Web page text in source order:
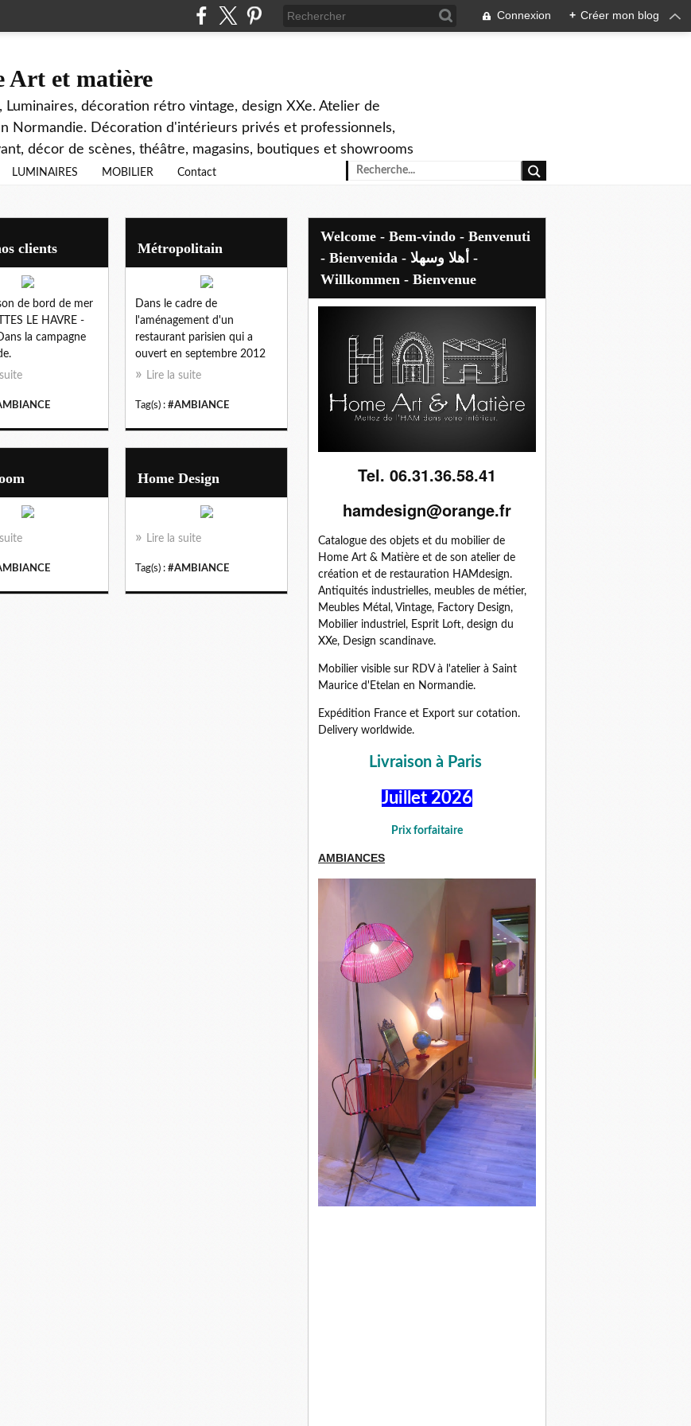
Connexion + Créer mon blog
Art et matière
décoration rétro vintage, design XXe. Atelier de
Normandie. Décoration d'intérieurs privés et professionnels,
décor de scènes, théâtre, magasins, boutiques et showrooms
LUMINAIRES MOBILIER Contact
clients
de bord de mer
LE HAVRE -
la campagne
Métropolitain
Dans le cadre de
l'aménagement d'un
restaurant parisien qui a
ouvert en septembre 2012
Lire la suite
Tag(s) : #AMBIANCE
Home Design
Lire la suite
Tag(s) : #AMBIANCE
Welcome - Bem-vindo - Benvenuti
- Bienvenida - أهلا وسهلا -
Willkommen - Bienvenue
Tel. 06.31.36.58.41
hamdesign@orange.fr
Catalogue des objets et du mobilier de
Home Art & Matière et de son atelier de
création et de restauration HAMdesign.
Antiquités industrielles, meubles de métier,
Meubles Métal, Vintage, Factory Design,
Mobilier industriel, Esprit Loft, design du
XXe, Design scandinave.
Mobilier visible sur RDV à l'atelier à Saint
Maurice d'Etelan en Normandie.
Expédition France et Export sur cotation.
Delivery worldwide.
Livraison à Paris
Juillet 2026
Prix forfaitaire
AMBIANCES